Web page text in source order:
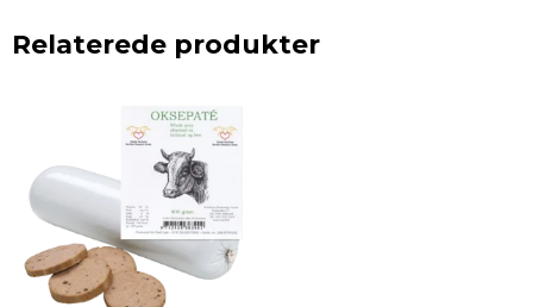
Relaterede produkter